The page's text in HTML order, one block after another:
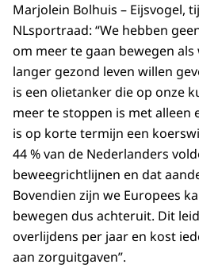
Marjolein Bolhuis – Eijsvogel,
NLsportraad: “We hebben
om meer te gaan bewegen
langer gezond leven willen
is een olietanker die op onze
meer te stoppen is met alleen
is op korte termijn een
44 % van de Nederlanders
beweegrichtlijnen en dat
Bovendien zijn we Europees
bewegen dus achteruit. Dit
overlijdens per jaar en kost
aan zorguitgaven”.